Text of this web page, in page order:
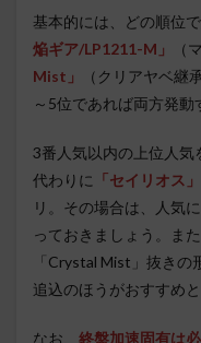
基本的には、どの順位
焔ギア/LP1211-M」
（
Mist」
（クリアヤベ継
～5位であれば両方発動
3番人気以内の上位人気
代わりに 「セイリオス」
リ。その場合は、人気
っておきましょう。ま
「Crystal Mist」抜き
追込のほうがおすすめ
なお、 終盤加速固有は